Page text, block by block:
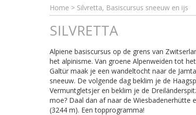
Home > Silvretta, Basiscursus sneeuw en ijs
SILVRETTA
Alpiene basiscursus op de grens van
het alpinisme. Van groene Alpenweiden tot
Galtür maak je een wandeltocht naar de
sneeuw. De volgende dag beklim je de
Vermuntgletsjer en beklim je de
moe? Daal dan af naar de Wiesbadenerhütte
(3244 m). Een topprogramma!